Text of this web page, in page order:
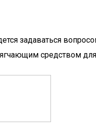
задаваться
средством